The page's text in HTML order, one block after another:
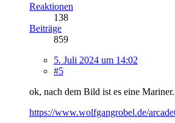
Reaktionen
138
Beiträge
859
5. Juli 2024 um 14:02
#5
ok, nach dem Bild ist es eine Mariner.
https://www.wolfgangrobel.de/